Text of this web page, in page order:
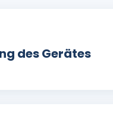
des Gerätes